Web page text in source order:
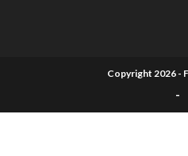
Copyright 2026 -
-